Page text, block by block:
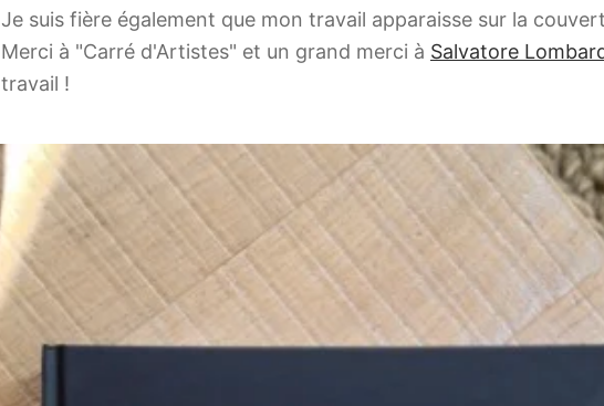
Je suis fière également que mon travail apparaisse sur la
Merci à "Carré d'Artistes" et un grand merci à Salvatore
travail !